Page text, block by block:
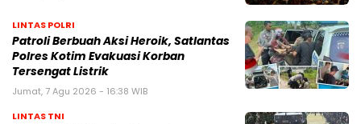
LINTAS POLRI
Patroli Berbuah Aksi Heroik, Satlantas
Polres Kotim Evakuasi Korban
Tersengat Listrik
Jumat, 7 Agu 2026 - 16:38 WIB
LINTAS TNI